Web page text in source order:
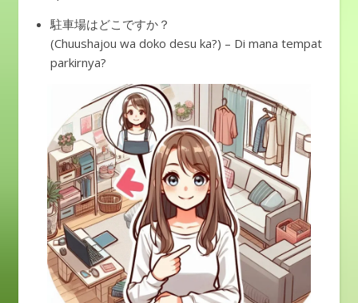
駐車場はどこですか？
(Chuushajou wa doko desu ka?) – Di mana tempat
parkirnya?